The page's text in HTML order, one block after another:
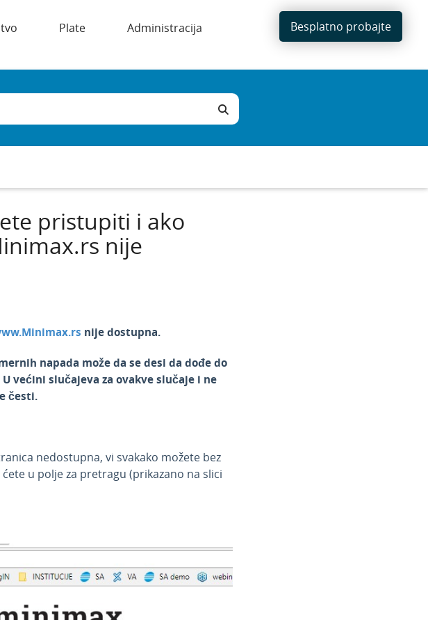
Plate Administracija Besplatno probajte
pristupiti i ako
nije
nije dostupna.
napada može da se desi da dođe do
većini slučajeva za ovakve slučaje i ne
česti.
nedostupna, vi svakako možete bez
u polje za pretragu (prikazano na slici